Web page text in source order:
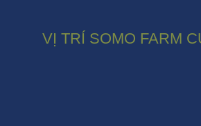
VỊ TRÍ SOMO FARM